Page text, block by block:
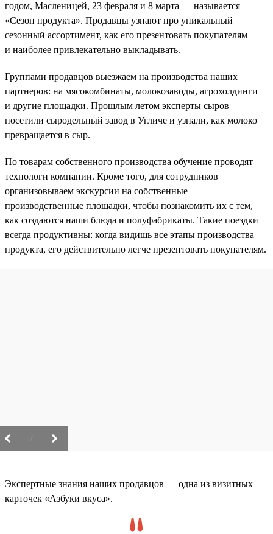
годом, Масленицей, 23 февраля и 8 марта — называется
«Сезон продукта». Продавцы узнают про уникальный
сезонный ассортимент, как его презентовать покупателям
и наиболее привлекательно выкладывать.
Группами продавцов выезжаем на производства наших
партнеров: на мясокомбинаты, молокозаводы, агрохолдинги
и другие площадки. Прошлым летом эксперты сыров
посетили сыродельный завод в Угличе и узнали, как молоко
превращается в сыр.
По товарам собственного производства обучение проводят
технологи компании. Кроме того, для сотрудников
организовываем экскурсии на собственные
производственные площадки, чтобы познакомить их с тем,
как создаются наши блюда и полуфабрикаты. Такие поездки
всегда продуктивны: когда видишь все этапы производства
продукта, его действительно легче презентовать покупателям.
Экспертные знания наших продавцов — одна из визитных
карточек «Азбуки вкуса».